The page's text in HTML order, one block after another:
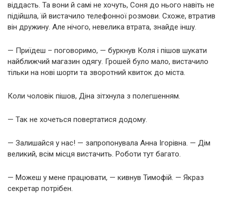
віддасть. Та вони й самі не хочуть, Соня до нього навіть не
підійшла, їй вистачило телефонної розмови. Схоже, втратив
він дружину. Але нічого, невелика втрата, знайде іншу.
— Приїдеш – поговоримо, — буркнув Коля і пішов шукати
найближчий магазин одягу. Грошей було мало, вистачило
тільки на нові шорти та зворотний квиток до міста.
Коли чоловік пішов, Діна зітхнула з полегшенням.
— Так не хочеться повертатися додому.
— Залишайся у нас! — запропонувала Анна Ігорівна. — Дім
великий, всім місця вистачить. Роботи тут багато.
— Можеш у мене працювати, — кивнув Тимофій. — Якраз
секретар потрібен.